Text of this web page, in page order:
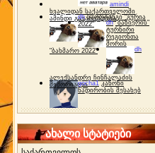
amindi
ხვალიდან საქართველოში
ამინდი გაუარესდება
dh სპორტინგი "გურია
2022"
dh "ბაზიერის"
ტურნირი
რეგიონთა
შორის
"ბახმარო 2022"
dh
ალექსანდრე ჩინჩალაძის
მემორიალიgocha1 კანონი
ნადირობის შესახებ
ახალი სტატიები